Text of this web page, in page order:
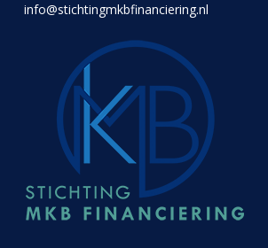
info@stichtingmkbfinanciering.nl